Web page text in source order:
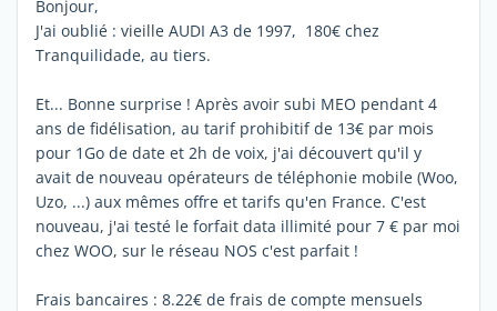
Bonjour,
J'ai oublié : vieille AUDI A3 de 1997, 180€ chez
Tranquilidade, au tiers.
Et... Bonne surprise ! Après avoir subi MEO pendant 4
ans de fidélisation, au tarif prohibitif de 13€ par mois
pour 1Go de date et 2h de voix, j'ai découvert qu'il y
avait de nouveau opérateurs de téléphonie mobile (Woo,
Uzo, ...) aux mêmes offre et tarifs qu'en France. C'est
nouveau, j'ai testé le forfait data illimité pour 7 € par moi
chez WOO, sur le réseau NOS c'est parfait !
Frais bancaires : 8.22€ de frais de compte mensuels